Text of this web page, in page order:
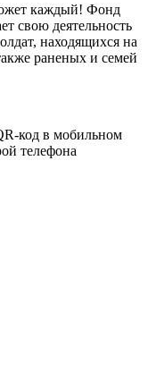
каждый! Фонд
свою деятельность
находящихся на
раненых и семей
код в мобильном
телефона